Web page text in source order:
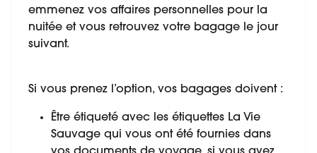
emmenez vos affaires personnelles pour la
nuitée et vous retrouvez votre bagage le jour
suivant.
Si vous prenez l’option, vos bagages doivent :
Être étiqueté avec les étiquettes La Vie
Sauvage qui vous ont été fournies dans